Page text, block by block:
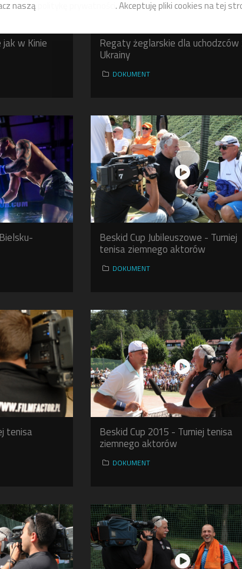
jak w Kinie Regaty żeglarskie dla uchodzców
Ukrainy
DOKUMENT
Beskid Cup Jubileuszowe - Turniej
tenisa ziemnego aktorów
DOKUMENT
tenisa Beskid Cup 2015 - Turniej tenisa
ziemnego aktorów
DOKUMENT
naszą
. Akceptuję pliki cookies na tej